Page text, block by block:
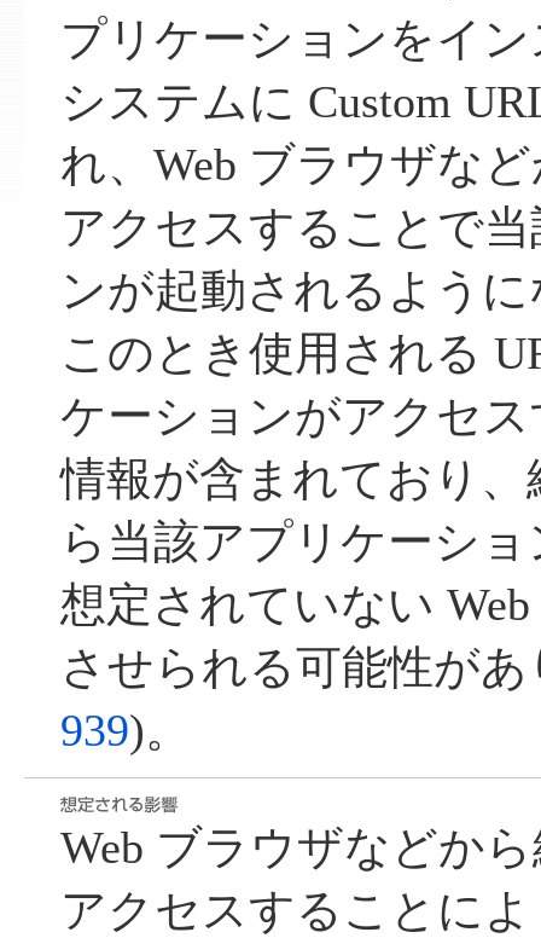
プリケーションをイ
システムに Custom
れ、Web ブラウザな
アクセスすることで
ンが起動されるよう
このとき使用される
ケーションがアクセ
情報が含まれており
ら当該アプリケーシ
想定されていない
させられる可能性が
939)。
Web ブラウザなどか
アクセスすることに